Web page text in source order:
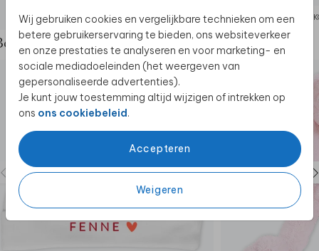
Wij gebruiken cookies en vergelijkbare technieken om een
betere gebruikerservaring te bieden, ons websiteverkeer
en onze prestaties te analyseren en voor marketing- en
sociale mediadoeleinden (het weergeven van
gepersonaliseerde advertenties).
Je kunt jouw toestemming altijd wijzigen of intrekken op
ons ons cookiebeleid.
Accepteren
Weigeren
KOFFERTJE
de complete set